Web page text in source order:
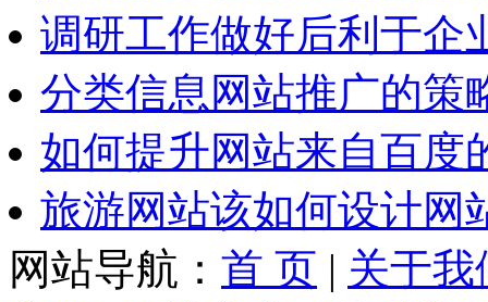
调研工作做好后利于企
分类信息网站推广的策
如何提升网站来自百度
旅游网站该如何设计网
网站导航： 首 页 | 关于我